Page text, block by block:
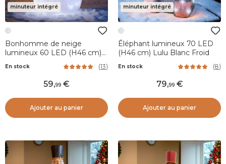
minuteur intégré
Bonhomme de neige
lumineux 60 LED (H46 cm)
En stock (13)
59,99
Ajouter au panier
minuteur intégré
Éléphant lumineux 70 LED
(H46 cm) Lulu Blanc Froid
En stock (8)
79,99
Ajouter au panier